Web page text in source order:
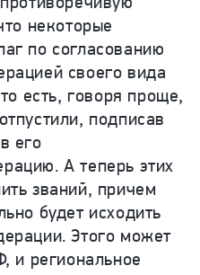
некоторые
по согласованию
своего вида
есть, говоря проще,
подписав
его
А теперь этих
званий, причем
будет исходить
Этого может
и региональное